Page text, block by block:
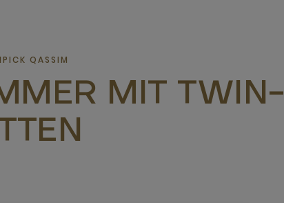
QASSIM
MIT TWIN-